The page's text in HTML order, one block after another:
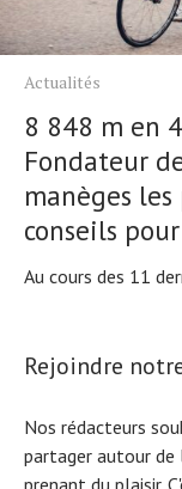
Actualités
8 848 m en
Fondateur
manèges
conseils
Au cours des 11
Rejoindre
Nos rédacteurs
partager autour de